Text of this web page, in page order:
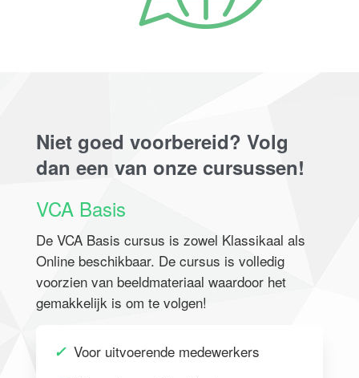
Niet goed voorbereid? Volg
dan een van onze cursussen!
VCA Basis
De VCA Basis cursus is zowel Klassikaal als
Online beschikbaar. De cursus is volledig
voorzien van beeldmateriaal waardoor het
gemakkelijk is om te volgen!
✓ Voor uitvoerende medewerkers